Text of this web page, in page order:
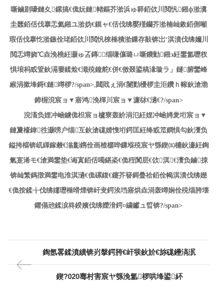
噺鏀剧嚎鏈夊鏍搞€佹妧鏈帾鏂芥湁浜ゅ簳銆佽川閲忛鎺ф湁瀵
圭瓥銆佸伐搴忎氦鎺ユ湁妫€鏌ャ€佸伐绋嬮殣钄芥湁楠屾敹銆侀噸
瑕佸伐搴忔湁鏃佺珯銆佽川閲忛棶棰樻湁鏁存敼锛岀‘淇濆伐绋嬭川
閲忎竴娆℃垚浼橈紝灏ゅ叾鏄缁嗛儴璐ㄩ噺鐨勭鎺э紝鐢氳嚦杈
惧埌杩戜箮鈥滆嫑鍒烩€濈殑鐘舵€併€傚叕鍙稿湪璇ラ」鐩腑鑾峰
緱涓撳埄鎶€鏈竴椤?/span>, 閮戝ぇ涓€闄勯櫌椤圭洰鑽ｈ幏鈥滄渤
鍗楃渷宸ョ▼寤鸿浼樿川宸ョ▼濂栤€濄€?/span>
浣滀负娌冲崡鐪佹柦宸ョ櫨寮轰紒涓氾紝娌冲崡娉夎垳宸ョ▼
鏈夐檺鍏徃灏嗙户缁互鈥滄硥婧愯垳鍔匡紝绛戜笟鐧惧勾鈥濅负
鎰挎櫙锛屼緷鎵樷€滃彲鎸佺画楂樼哗鏁堢殑宸ヤ綔鍥㈤槦鈥濓紝鍧
氭寔浠モ€滄満鐢垫€诲寘銆佸噣鍖栥€佹秷闃层€佽淇€濅负鏀拺
锛屾繁鎷撴満鐢电淮淇濄€佹磥鍑€鑳芥簮鎶曡祫銆佺幆淇濆伐绋嬨
€佹按鍒╁伐绋嬬瓑棰嗗煙锛屽叏鍔涘垱寤烘垚涓轰竴娴佺殑缁胯壊
鑺傝兘鍒涙柊鍨嬪伐绋嬫湇鍔¤繍钀ュ晢锛?/span>
鍧氬畧鍒濆績锛岃搫鍔胯€屽彂鈥斺€旀硥鑸滈泦
鍥?020骞村害宸ヤ綔浼氳椤哄埄鍙紑